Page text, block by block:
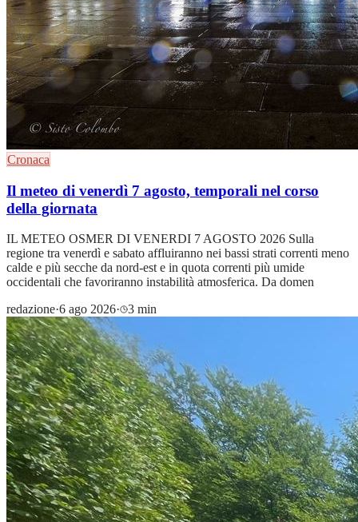
Cronaca
Il meteo di venerdì 7 agosto, temporali nel corso
della giornata
IL METEO OSMER DI VENERDI 7 AGOSTO 2026 Sulla
regione tra venerdì e sabato affluiranno nei bassi strati correnti meno
calde e più secche da nord-est e in quota correnti più umide
occidentali che favoriranno instabilità atmosferica. Da domen
redazione·6 ago 2026· 3 min